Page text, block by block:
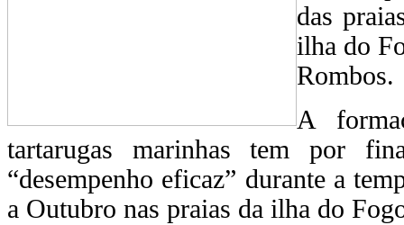
das
ilha do
Rombos.
A
tartarugas marinhas tem por
“desempenho eficaz” durante a
a Outubro nas praias da ilha do